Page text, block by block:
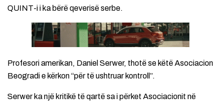
QUINT-i i ka bërë qeverisë serbe.
Profesori amerikan, Daniel Serwer, thotë se këtë Asociacion
Beogradi e kërkon “për të ushtruar kontroll”.
Serwer ka një kritikë të qartë sa i përket Asociacionit në